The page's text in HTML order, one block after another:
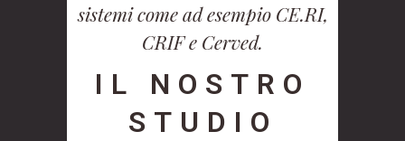
sistemi come ad esempio CE.RI,
CRIF e Cerved.
IL NOSTRO
STUDIO